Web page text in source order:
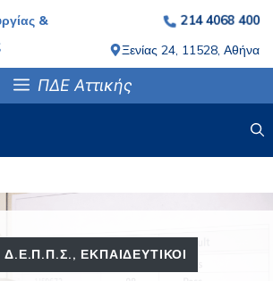
&
214 4068 400
Ξενίας 24, 11528, Αθήνα
ΠΔΕ Αττικής
Δ.Ε.Π.Π.Σ., ΕΚΠΑΙΔΕΥΤΙΚΟΊ